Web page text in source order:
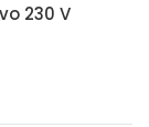
230 V